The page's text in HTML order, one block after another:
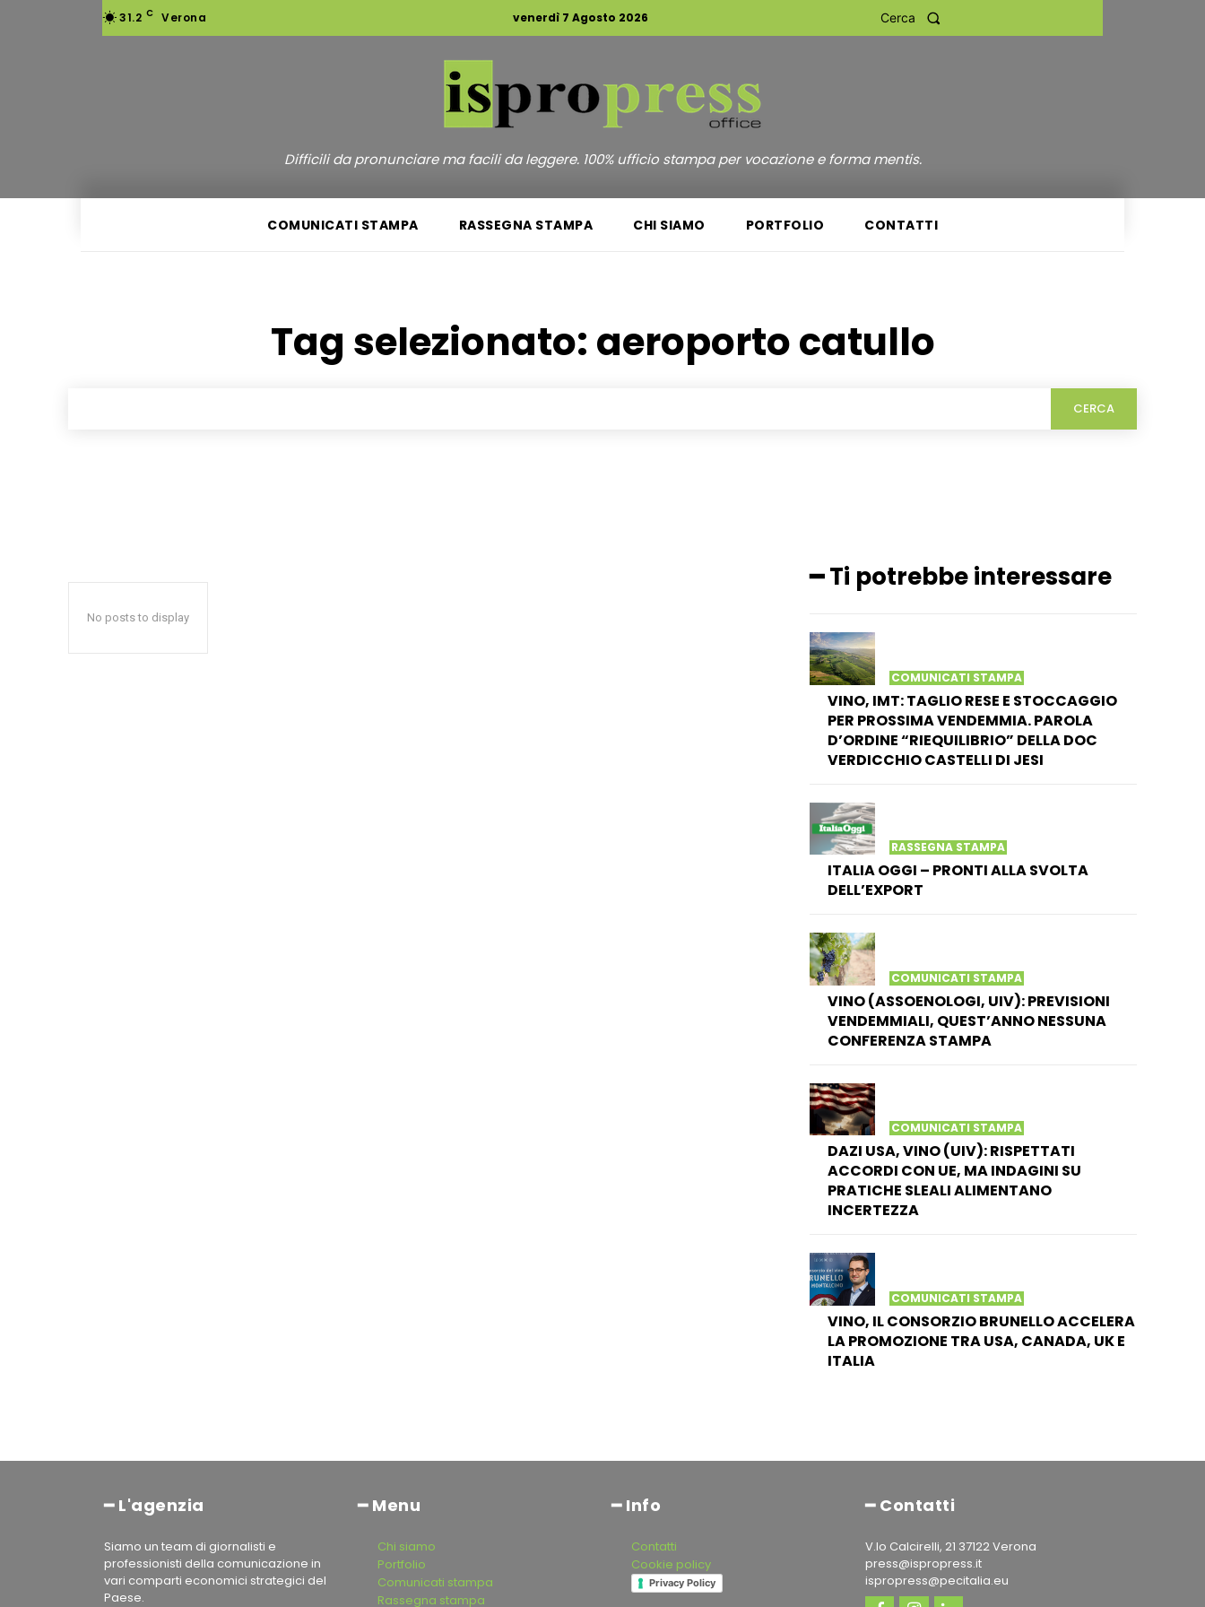
31.2 C Verona venerdì 7 Agosto 2026 Cerca
Difficili da pronunciare ma facili da leggere. 100% ufficio stampa per vocazione e forma mentis.
COMUNICATI STAMPA RASSEGNA STAMPA CHI SIAMO PORTFOLIO CONTATTI
Tag selezionato: aeroporto catullo
CERCA
No posts to display
━ Ti potrebbe interessare
COMUNICATI STAMPA
VINO, IMT: TAGLIO RESE E STOCCAGGIO
PER PROSSIMA VENDEMMIA. PAROLA
D’ORDINE “RIEQUILIBRIO” DELLA DOC
VERDICCHIO CASTELLI DI JESI
RASSEGNA STAMPA
ITALIA OGGI – PRONTI ALLA SVOLTA
DELL’EXPORT
COMUNICATI STAMPA
VINO (ASSOENOLOGI, UIV): PREVISIONI
VENDEMMIALI, QUEST’ANNO NESSUNA
CONFERENZA STAMPA
COMUNICATI STAMPA
DAZI USA, VINO (UIV): RISPETTATI
ACCORDI CON UE, MA INDAGINI SU
PRATICHE SLEALI ALIMENTANO
INCERTEZZA
COMUNICATI STAMPA
VINO, IL CONSORZIO BRUNELLO ACCELERA
LA PROMOZIONE TRA USA, CANADA, UK E
ITALIA
━ L'agenzia
Siamo un team di giornalisti e
professionisti della comunicazione in
vari comparti economici strategici del
Paese.
━ Menu
Chi siamo
Portfolio
Comunicati stampa
Rassegna stampa
━ Info
Contatti
Cookie policy
Privacy Policy
━ Contatti
V.lo Calcirelli, 21 37122 Verona
press@ispropress.it
ispropress@pecitalia.eu